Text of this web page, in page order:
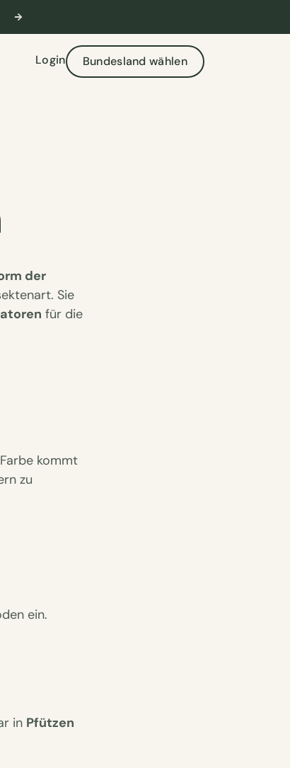
Login Bundesland wählen
der
Sie
für die
kommt
zu
ein.
in Pfützen